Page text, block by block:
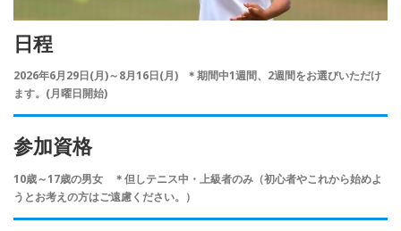
日程
2026年6月29日(月)～8月16日(月) ＊期間中1週間、2週間をお選びいただけ
ます。(月曜日開始)
参加資格
10歳～17歳の男女 ＊但しテニス中・上級者のみ（初心者やこれから始めよ
うとお考えの方はご遠慮ください。）